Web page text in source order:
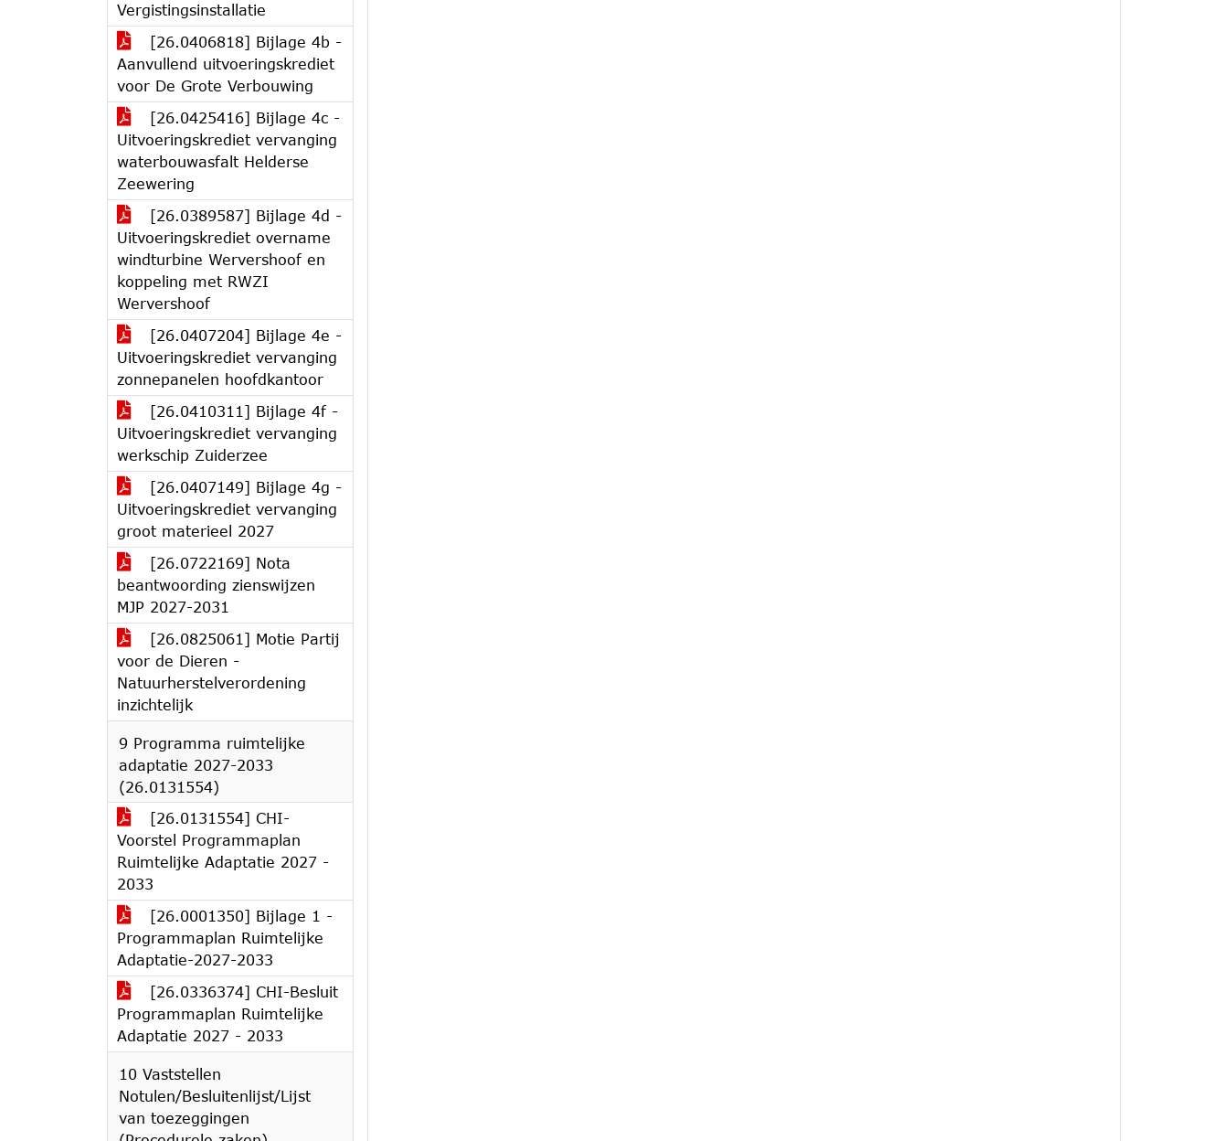
Vergistingsinstallatie
[26.0406818] Bijlage 4b -
Aanvullend uitvoeringskrediet
voor De Grote Verbouwing
[26.0425416] Bijlage 4c -
Uitvoeringskrediet vervanging
waterbouwasfalt Helderse
Zeewering
[26.0389587] Bijlage 4d -
Uitvoeringskrediet overname
windturbine Wervershoof en
koppeling met RWZI
Wervershoof
[26.0407204] Bijlage 4e -
Uitvoeringskrediet vervanging
zonnepanelen hoofdkantoor
[26.0410311] Bijlage 4f -
Uitvoeringskrediet vervanging
werkschip Zuiderzee
[26.0407149] Bijlage 4g -
Uitvoeringskrediet vervanging
groot materieel 2027
[26.0722169] Nota
beantwoording zienswijzen
MJP 2027-2031
[26.0825061] Motie Partij
voor de Dieren -
Natuurherstelverordening
inzichtelijk
9 Programma ruimtelijke
adaptatie 2027-2033
(26.0131554)
[26.0131554] CHI-
Voorstel Programmaplan
Ruimtelijke Adaptatie 2027 -
2033
[26.0001350] Bijlage 1 -
Programmaplan Ruimtelijke
Adaptatie-2027-2033
[26.0336374] CHI-Besluit
Programmaplan Ruimtelijke
Adaptatie 2027 - 2033
10 Vaststellen
Notulen/Besluitenlijst/Lijst
van toezeggingen